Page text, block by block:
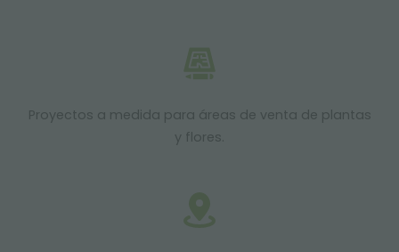
Proyectos a medida para áreas de venta de plantas
y flores.